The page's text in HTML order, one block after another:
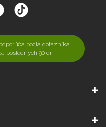
podľa dotazníka
posledných 90 dní